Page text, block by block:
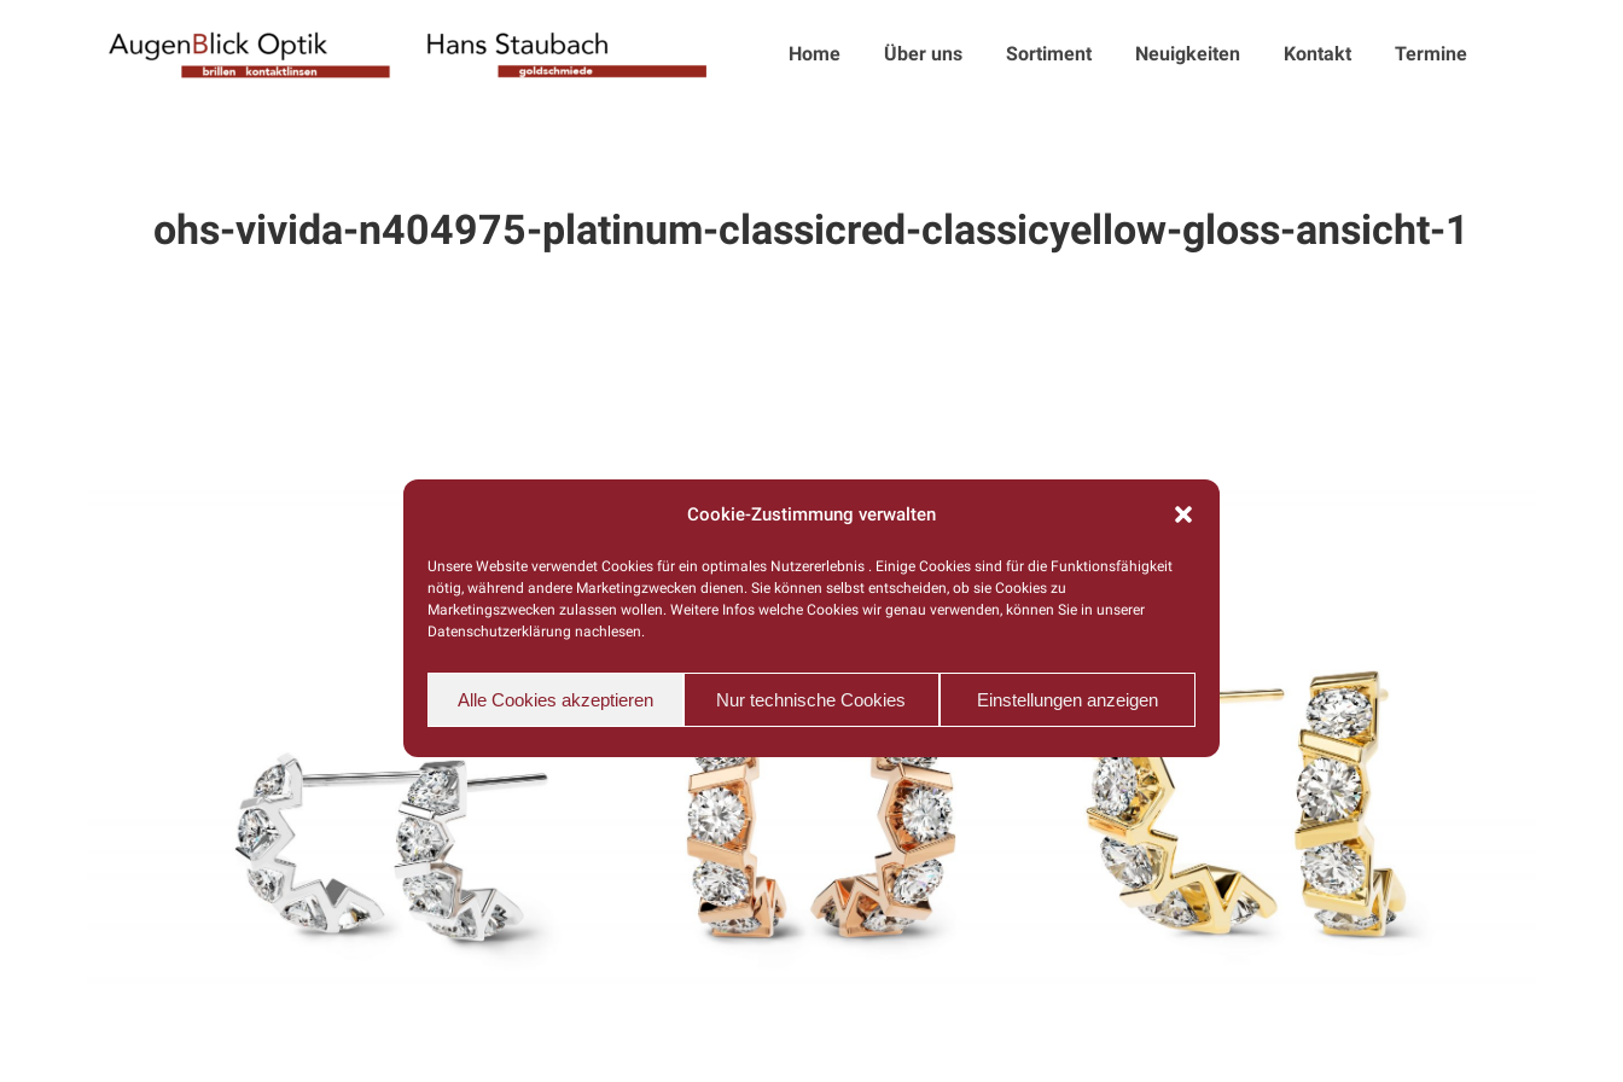
Cookie-Zustimmung verwalten
Unsere Website verwendet Cookies für ein optimales Nutzererlebnis . Einige Cookies sind für die Funktionsfähigkeit
nötig, während andere Marketingzwecken dienen. Sie können selbst entscheiden, ob sie Cookies zu
Marketingszwecken zulassen wollen. Weitere Infos welche Cookies wir genau verwenden, können Sie in unserer
Datenschutzerklärung nachlesen.
Alle Cookies akzeptieren Nur technische Cookies Einstellungen anzeigen
Home Über uns Sortiment Neuigkeiten Kontakt Termine
ohs-vivida-n404975-platinum-classicred-classicyellow-gloss-ansicht-1